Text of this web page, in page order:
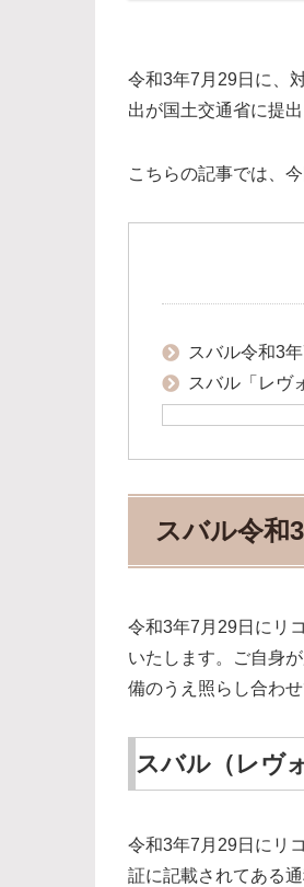
令和3年7月29日に、
出が国土交通省に提出
こちらの記事では、
スバル令和3
スバル「レヴ
スバル令和
令和3年7月29日にリ
いたします。ご自身
備のうえ照らし合わ
スバル（レヴ
令和3年7月29日にリ
証に記載されてある